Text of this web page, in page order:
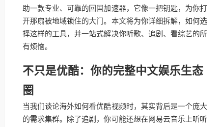
助一款专业、可靠的回国加速器，它像一把钥匙，为你打
开那扇被地域锁住的大门。本文将为你详细拆解，如何选
择这样的工具，并一站式解决你听歌、追剧、看综艺的所
有烦恼。
不只是优酷：你的完整中文娱乐生态
圈
当我们谈论海外如何看优酷视频时，其实背后是一个庞大
的需求集群。除了追剧，你可能还想在网易云音乐上听听